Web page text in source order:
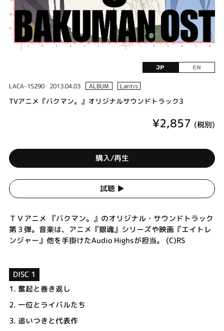
JP EN
LACA-15290 2013.04.03 ALBUM Lantis
TVアニメ『バクマン。』オリジナルサウンドトラック3
¥2,857 (税別)
購入/再生
試聴 ▶︎
ＴＶアニメ 『バクマン。』のオリジナル・サウンドトラック
第３弾。音楽は、アニメ『銀魂』シリーズや映画『エイトレ
ンジャー』他を手掛けたAudio Highsが担当。 (C)RS
DISC 1
1. 奮起と巻き返し
2. 一位とライバルたち
3. 追いつきと代表作